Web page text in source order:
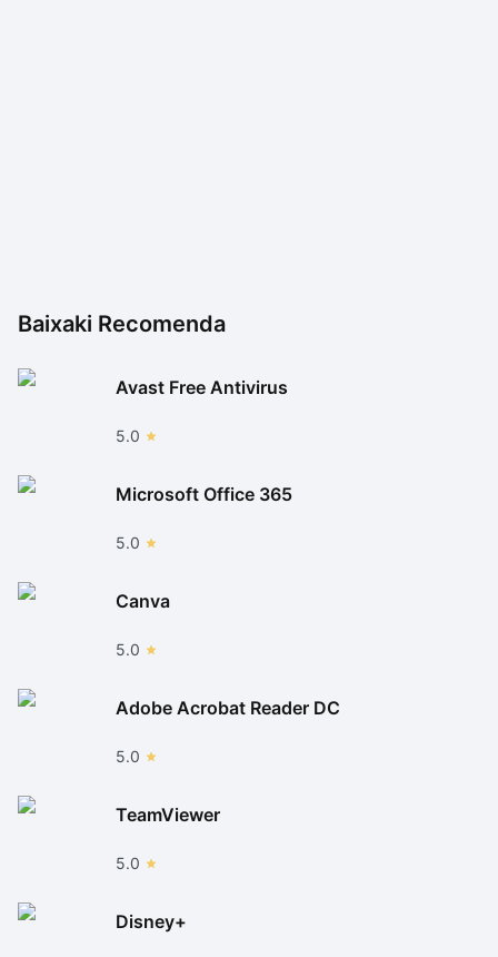
Baixaki Recomenda
Avast Free Antivirus
5.0
Microsoft Office 365
5.0
Canva
5.0
Adobe Acrobat Reader DC
5.0
TeamViewer
5.0
Disney+